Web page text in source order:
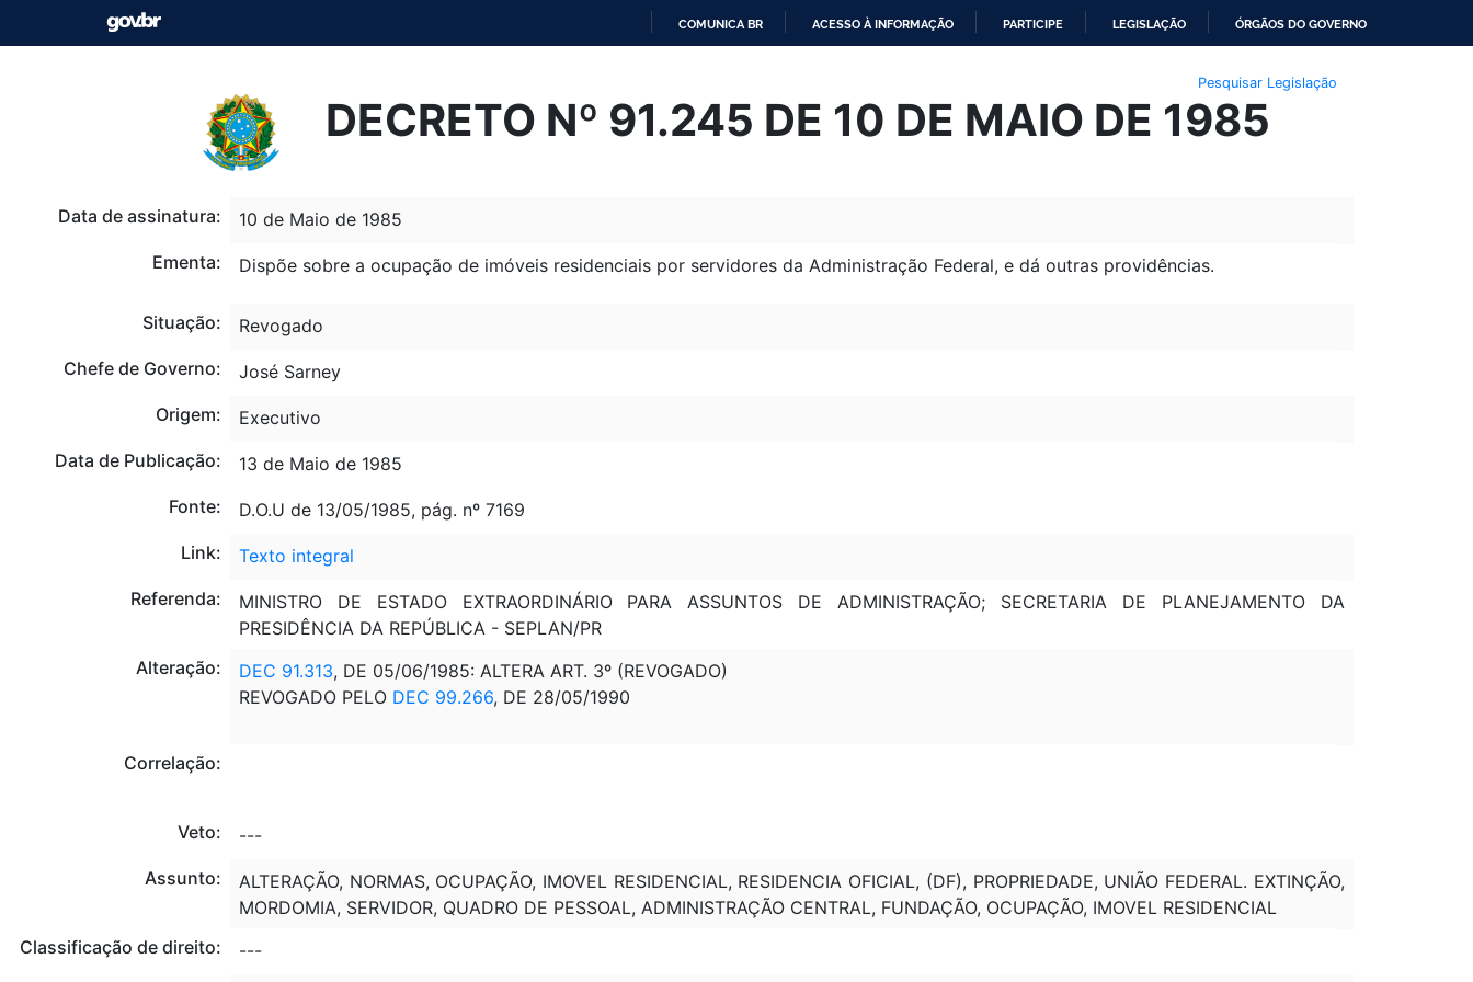
O
CONTEÚDO
COMUNICA BR ACESSO À INFORMAÇÃO PARTICIPE LEGISLAÇÃO ÓRGÃOS DO GOVERNO
Pesquisar Legislação
DECRETO Nº 91.245 DE 10 DE MAIO DE 1985
Data de assinatura:
10 de Maio de 1985
Ementa:
Dispõe sobre a ocupação de imóveis residenciais por servidores da Administração Federal, e dá outras providências.
Situação:
Revogado
Chefe de Governo:
José Sarney
Origem:
Executivo
Data de Publicação:
13 de Maio de 1985
Fonte:
D.O.U de 13/05/1985, pág. nº 7169
Link:
Texto integral
Referenda:
MINISTRO DE ESTADO EXTRAORDINÁRIO PARA ASSUNTOS DE ADMINISTRAÇÃO; SECRETARIA DE PLANEJAMENTO DA
PRESIDÊNCIA DA REPÚBLICA - SEPLAN/PR
Alteração:
DEC 91.313, DE 05/06/1985: ALTERA ART. 3º (REVOGADO)
REVOGADO PELO DEC 99.266, DE 28/05/1990
Correlação:
Veto:
---
Assunto:
ALTERAÇÃO, NORMAS, OCUPAÇÃO, IMOVEL RESIDENCIAL, RESIDENCIA OFICIAL, (DF), PROPRIEDADE, UNIÃO FEDERAL. EXTINÇÃO,
MORDOMIA, SERVIDOR, QUADRO DE PESSOAL, ADMINISTRAÇÃO CENTRAL, FUNDAÇÃO, OCUPAÇÃO, IMOVEL RESIDENCIAL
Classificação de direito:
---